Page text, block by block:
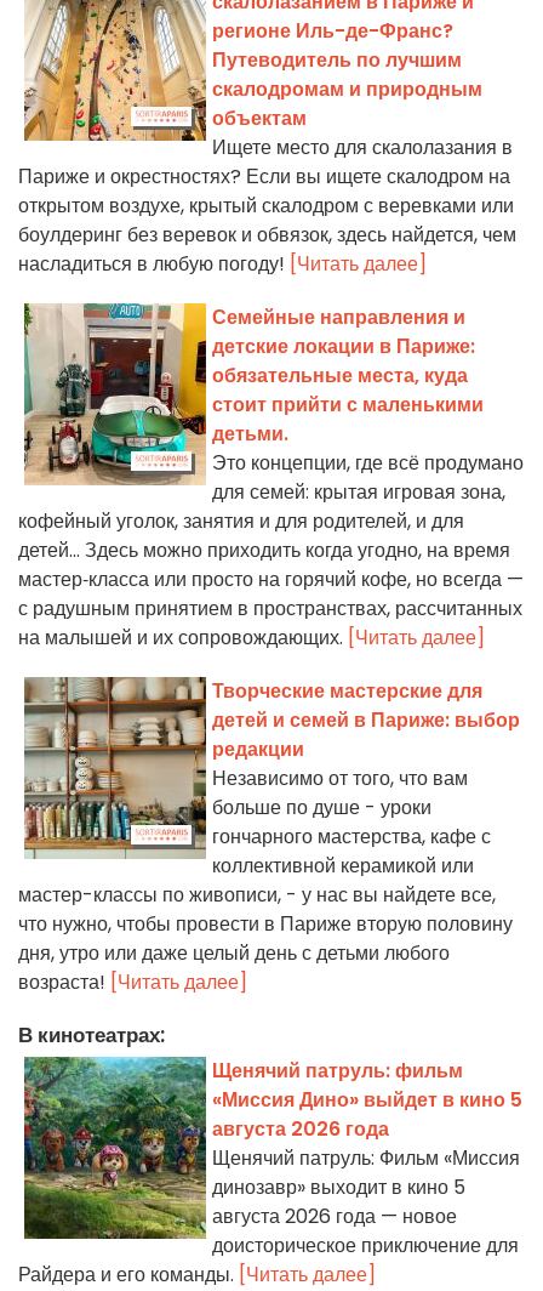
регионе Иль-де-Франс?
Путеводитель по лучшим
скалодромам и природным
объектам
Ищете место для скалолазания в
Париже и окрестностях? Если вы ищете скалодром на
открытом воздухе, крытый скалодром с веревками или
боулдеринг без веревок и обвязок, здесь найдется, чем
насладиться в любую погоду! [Читать далее]
Семейные направления и
детские локации в Париже:
обязательные места, куда
стоит прийти с маленькими
детьми.
Это концепции, где всё продумано
для семей: крытая игровая зона,
кофейный уголок, занятия и для родителей, и для
детей... Здесь можно приходить когда угодно, на время
мастер‑класса или просто на горячий кофе, но всегда —
с радушным принятием в пространствах, рассчитанных
на малышей и их сопровождающих. [Читать далее]
Творческие мастерские для
детей и семей в Париже: выбор
редакции
Независимо от того, что вам
больше по душе - уроки
гончарного мастерства, кафе с
коллективной керамикой или
мастер-классы по живописи, - у нас вы найдете все,
что нужно, чтобы провести в Париже вторую половину
дня, утро или даже целый день с детьми любого
возраста! [Читать далее]
В кинотеатрах:
Щенячий патруль: фильм
«Миссия Дино» выйдет в кино 5
августа 2026 года
Щенячий патруль: Фильм «Миссия
динозавр» выходит в кино 5
августа 2026 года — новое
доисторическое приключение для
Райдера и его команды. [Читать далее]